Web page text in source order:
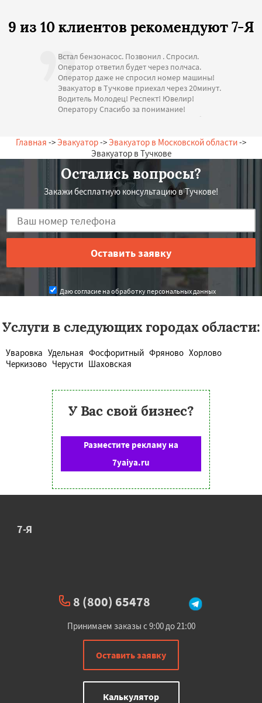
9 из 10 клиентов рекомендуют 7-Я
Встал бензонасос. Позвонил . Спросил.
Оператор ответил будет через полчаса.
Оператор даже не спросил номер машины!
Эвакуатор в Тучкове приехал через 20минут.
Водитель Молодец! Респект! Ювелир!
Оператору Спасибо за понимание!
Стоимость адекватная. Большое спасибо за
— А. Игоревна, 12.07.2026
Россия, Тучково, Заречная, 20
Главная ->Эвакуатор->Эвакуатор в Московской области->
Эвакуатор в Тучкове
Остались вопросы?
Закажи бесплатную консультацию в Тучкове!
Даю согласие на обработку персональных данных
Услуги в следующих городах области:
Уваровка Удельная Фосфоритный Фряново Хорлово
Черкизово Черусти Шаховская
У Вас свой бизнес?
Разместите рекламу на
7yaiya.ru
7-Я
8 (800) 65478
Принимаем заказы с 9:00 до 21:00
Оставить заявку
Калькулятор